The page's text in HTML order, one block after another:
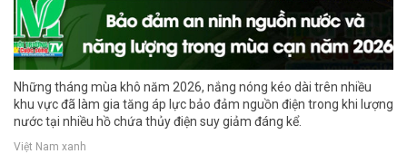
Những tháng mùa khô năm 2026, nắng nóng kéo dài trên nhiều
khu vực đã làm gia tăng áp lực bảo đảm nguồn điện trong khi lượng
nước tại nhiều hồ chứa thủy điện suy giảm đáng kể.
Việt Nam xanh